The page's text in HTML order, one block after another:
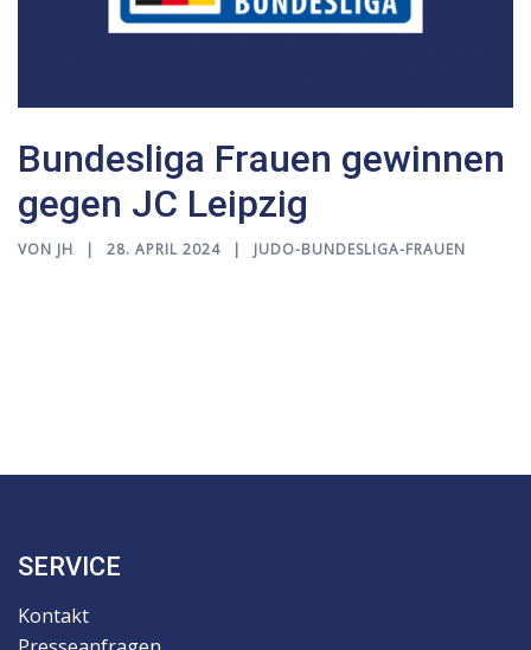
Bundesliga Frauen gewinnen
gegen JC Leipzig
VON JH 28. APRIL 2024 JUDO-BUNDESLIGA-FRAUEN
SERVICE
Kontakt